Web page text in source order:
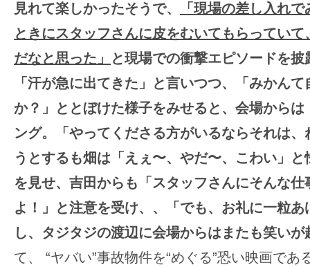
見れて楽しかったそうで、
「現場の差し入れ
ときにスタッフさんに皮をむいてもらってい
だなと思った」
と現場での衝撃エピソードを披
「汗が急に出てきた」と言いつつ、「みかん
か？」ととぼけた様子をみせると、会場からは
ング。「やってくださる方がいるならそれは
うとするも畑は「 えぇ〜、やだ〜、こわい 」
を見せ、吉田からも「スタッフさんにそんな仕
よ！」と注意を受け、、「でも、お礼に一粒
し、タジタジの渡辺に会場からはまたも笑いが
て、 “ヤバい”事故物件を“めぐる”恐い映画であ